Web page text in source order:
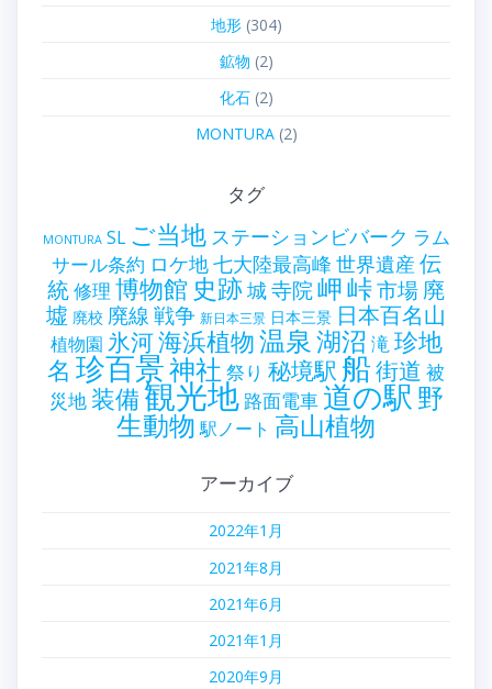
地形(304)
鉱物 (2)
化石(2)
MONTURA(2)
タグ
MONTURA SL ご当地 ステーションビバーク ラム
サール条約 ロケ地七大陸最高峰 世界遺産 伝
統修理 博物館 史跡城寺院岬峠市場 廃
墟 廃校 廃線戦争 新日本三景 日本三景 日本百名山
植物園 氷河海浜植物温泉湖沼 滝 珍地
名 珍百景神社 祭り 秘境駅 船街道 被
災地 装備観光地 路面電車道の駅 野
生動物 駅ノート 高山植物
アーカイブ
2022年1月
2021年8月
2021年6月
2021年1月
2020年9月